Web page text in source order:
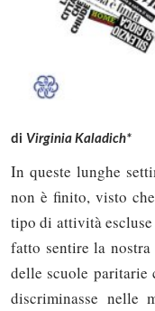
di Virginia Kaladich*
In queste lunghe
non è finito, visto
tipo di attività
fatto sentire la nostra
delle scuole paritarie
discriminasse nelle